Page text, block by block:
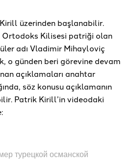
üzerinden başlanabilir.
Ortodoks Kilisesi patriği olan
adı Vladimir Mihayloviç
o günden beri görevine devam
açıklamaları anahtar
söz konusu açıklamanın
Patrik Kirill’in videodaki
турецкой османской